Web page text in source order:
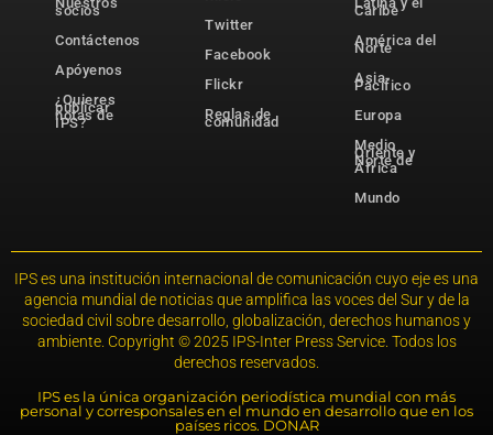
socios
Contáctenos
Apóyenos
¿Quieres
publicar
notas de
IPS?
Twitter
Facebook
Flickr
Reglas de
comunidad
Caribe
América del
Norte
Asia-
Pacífico
Europa
Medio
Oriente y
Norte de
África
Mundo
IPS es una institución internacional de comunicación cuyo eje es una
agencia mundial de noticias que amplifica las voces del Sur y de la
sociedad civil sobre desarrollo, globalización, derechos humanos y
ambiente. Copyright © 2025 IPS-Inter Press Service. Todos los
derechos reservados.
IPS es la única organización periodística mundial con más
personal y corresponsales en el mundo en desarrollo que en los
países ricos. DONAR